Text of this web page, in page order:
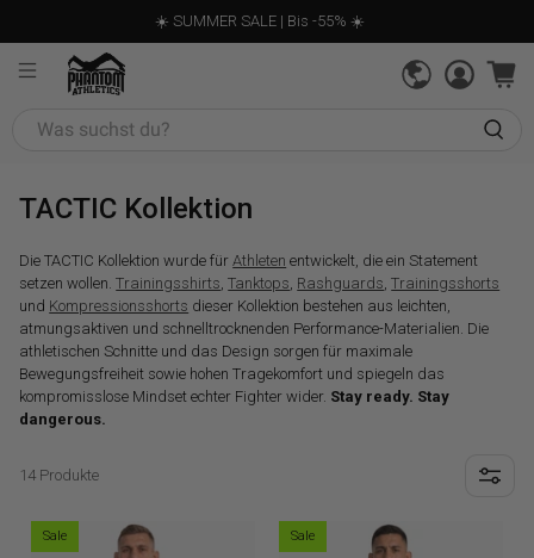
☀️ SUMMER SALE | Bis -55% ☀️
Was
TACTIC Kollektion
DieTACTIC Kollektion wurde für Athleten entwickelt, die ein Statement
setzen wollen.Trainingsshirts ,Tanktops Rashguards ,Trainingsshorts
und Kompressionsshorts dieser Kollektion bestehen aus leichten,
atmungsaktiven und schnelltrocknenden Performance-Materialien. Die
athletischen Schnitte und das Design sorgen für maximale
Bewegungsfreiheit sowie hohen Tragekomfort und spiegeln das
kompromisslose Mindset echter Fighter wider. Stay ready. Stay
dangerous.
14 Produkte
Sale Sale